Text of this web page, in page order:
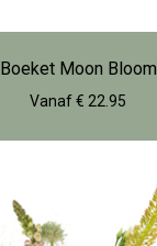
Boeket Moon Bloom
Vanaf € 22.95